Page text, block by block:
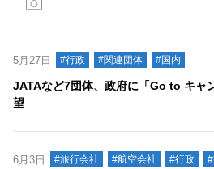
5月27日 #行政 #関連団体 #国内
JATAなど7団体、政府に「Go to キャ
望
6月3日 #旅行会社 #航空会社 #行政